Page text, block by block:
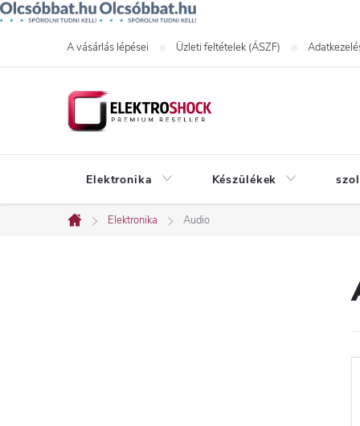
A vásárlás lépései Üzleti feltételek (ÁSZF)
Elektronika Készülékek
Kezdőlap
Elektronika Audio